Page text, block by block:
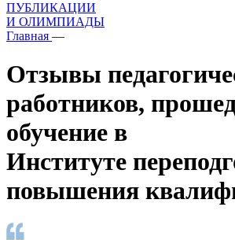
ПУБЛИКАЦИИ
И ОЛИМПИАДЫ
Главная —
Отзывы
работников,
обучение в
Институте
повышения